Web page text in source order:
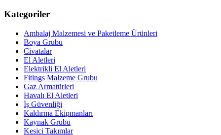
Kategoriler
Ambalaj Malzemesi ve Paketleme Ürünleri
Boya Grubu
Civatalar
El Aletleri
Elektrikli El Aletleri
Fitings Malzeme Grubu
Gaz Armatürleri
Havalı El Aletleri
İş Güvenliği
Kaldırma Ekipmanları
Kaynak Grubu
Kesici Takımlar